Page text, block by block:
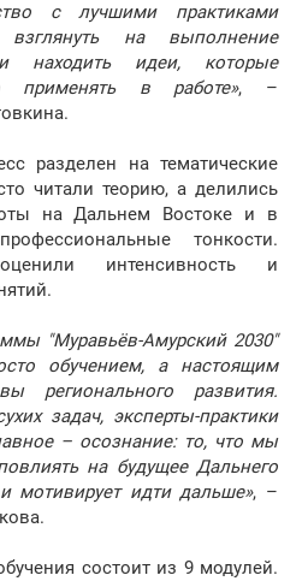
с лучшими практиками
на выполнение
находить идеи, которые
применять в работе», –
разделен на тематические
читали теорию, а делились
на Дальнем Востоке и в
тонкости.
интенсивность и
"Муравьёв‑Амурский 2030"
обучением, а настоящим
регионального развития.
задач, эксперты‑практики
– осознание: то, что мы
на будущее Дальнего
мотивирует идти дальше», –
состоит из 9 модулей.